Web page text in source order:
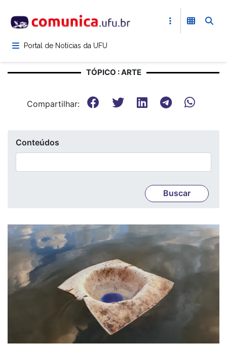
para
conteúdoPortal de Notícias da UFU
TÓPICO : ARTE
Compartilhar:
Conteúdos